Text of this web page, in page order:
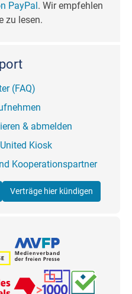
PayPal . Wir empfehlen
zu lesen.
(FAQ)
& abmelden
Kiosk
Kooperationspartner
Verträge hier kündigen